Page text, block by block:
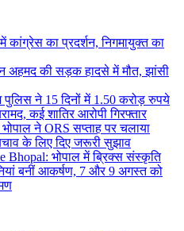
कांग्रेस का प्रदर्शन, निगमायुक्त का
अहमद की सड़क हादसे में मौत, झांसी
ने 15 दिनों में 1.50 करोड़ रुपये
कई शातिर आरोपी गिरफ्तार
ने ORS सप्ताह पर चलाया
के लिए दिए जरूरी सुझाव
Bhopal: भोपाल में ब्रिक्स संस्कृति
बनीं आकर्षण, 7 और 9 अगस्त को